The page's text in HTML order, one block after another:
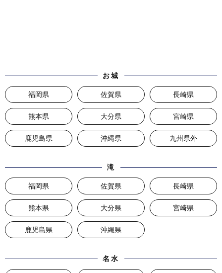
お城
福岡県 佐賀県 長崎県
熊本県 大分県 宮崎県
鹿児島県 沖縄県 九州県外
滝
福岡県 佐賀県 長崎県
熊本県 大分県 宮崎県
鹿児島県 沖縄県
名水